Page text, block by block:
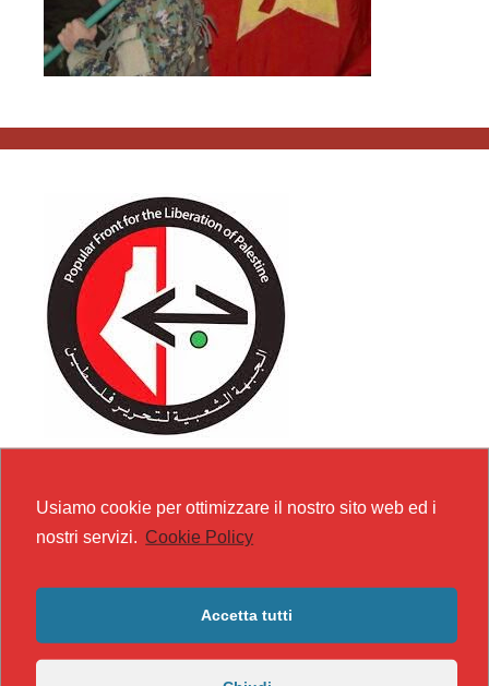
Usiamo cookie per ottimizzare il nostro sito web ed i
nostri servizi. Cookie Policy
Accetta tutti